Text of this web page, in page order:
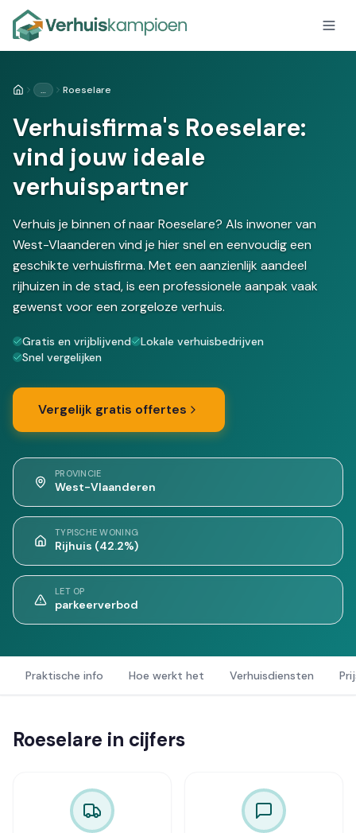
Home… Roeselare
Verhuisfirma's Roeselare:
vind jouw ideale
verhuispartner
Verhuis je binnen of naar Roeselare? Als inwoner van
West-Vlaanderen vind je hier snel en eenvoudig een
geschikte verhuisfirma. Met een aanzienlijk aandeel
rijhuizen in de stad, is een professionele aanpak vaak
gewenst voor een zorgeloze verhuis.
Gratis en vrijblijvend
Lokale verhuisbedrijven
Snel vergelijken
Vergelijk gratis offertes
PROVINCIE
West-Vlaanderen
TYPISCHE WONING
Rijhuis (42.2%)
LET OP
parkeerverbod
Praktische info Hoe werkt het Verhuisdiensten
Roeselare in cijfers